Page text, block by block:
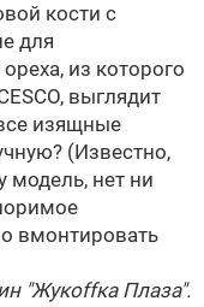
кости с
для
из которого
выглядит
изящные
(Известно,
модель, нет ни
вмонтировать
"Жукоffка Плаза".